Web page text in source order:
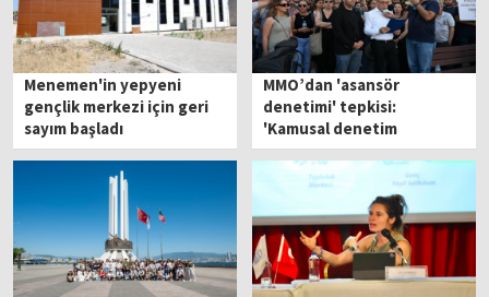
Menemen'in yepyeni
gençlik merkezi için geri
sayım başladı
MMO’dan 'asansör
denetimi' tepkisi:
'Kamusal denetim
özelleştirilemez'